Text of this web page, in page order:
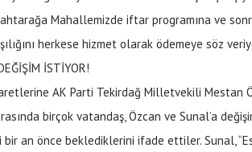
Mahallemizde iftar programına ve
herkese hizmet olarak ödemeye söz
İSTİYOR!
AK Parti Tekirdağ Milletvekili Mestan
birçok vatandaş, Özcan ve Sunal’a
an önce beklediklerini ifade ettiler. Sunal,